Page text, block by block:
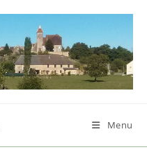
Menu